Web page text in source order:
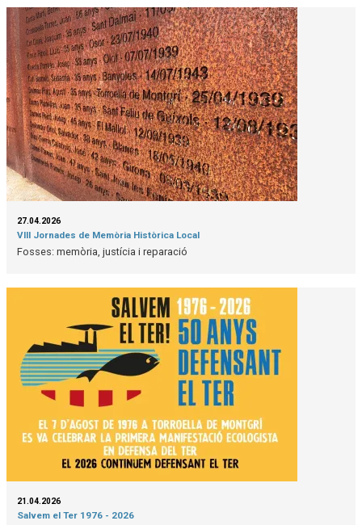
27.04.2026
VIII Jornades de Memòria Històrica Local
Fosses: memòria, justícia i reparació
21.04.2026
Salvem el Ter 1976 - 2026